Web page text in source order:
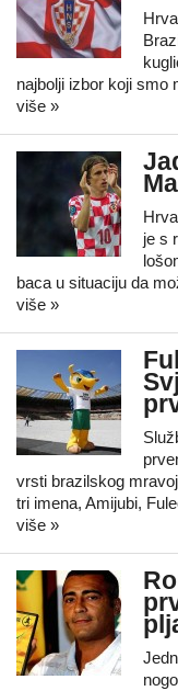
najbolji izbor koji smo
više »
je s
baca u situaciju da
više »
vrsti brazilskog
tri imena, Amijubi,
više »